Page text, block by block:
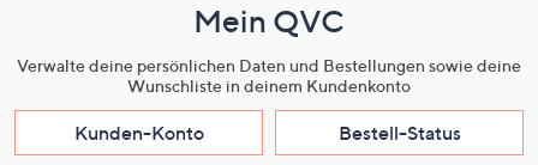
Mein QVC
Verwalte deine persönlichen Daten und Bestellungen sowie deine
Wunschliste in deinem Kundenkonto
Kunden-Konto Bestell-Status